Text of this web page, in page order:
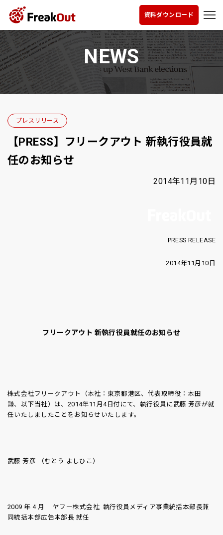
資料ダウンロード
NEWS
プレスリリース
【PRESS】フリークアウト 新執行役員就
任のお知らせ
2014年11月10日
PRESS RELEASE
2014年11月10日
フリークアウト 新執行役員就任のお知らせ
株式会社フリークアウト（本社：東京都港区、代表取締役：本田
謙、以下当社）は、2014年11月4日付にて、執行役員に武藤 芳彦が就
任いたしましたことをお知らせいたします。
武藤 芳彦 （むとう よしひこ）
2009 年 4 月 ヤフー株式会社 執行役員メディア事業統括本部長兼
同統括本部広告本部長 就任